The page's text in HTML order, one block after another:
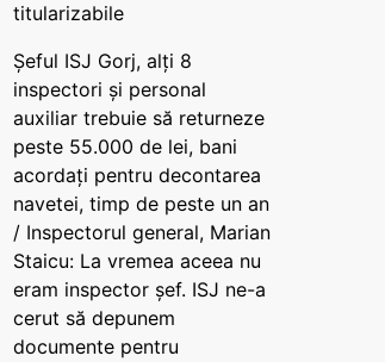
titularizabile
Șeful ISJ Gorj, alți 8
inspectori și personal
auxiliar trebuie să returneze
peste 55.000 de lei, bani
acordați pentru decontarea
navetei, timp de peste un an
/ Inspectorul general, Marian
Staicu: La vremea aceea nu
eram inspector șef. ISJ ne-a
cerut să depunem
documente pentru